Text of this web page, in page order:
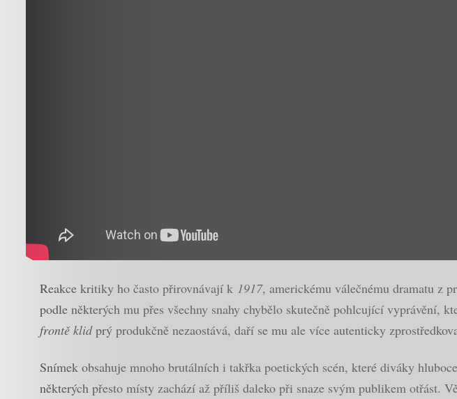
Reakce kritiky ho často přirovnávají k 1917, americkému válečnému dramatu z
podle některých mu přes všechny snahy chybělo skutečně pohlcující vyprávění,
frontě klidprý produkčně nezaostává, daří se mu ale více autenticky
Snímek obsahuje mnoho brutálních i takřka poetických scén, které diváky
některých přesto místy zachází až příliš daleko při snaze svým publikem otřást.